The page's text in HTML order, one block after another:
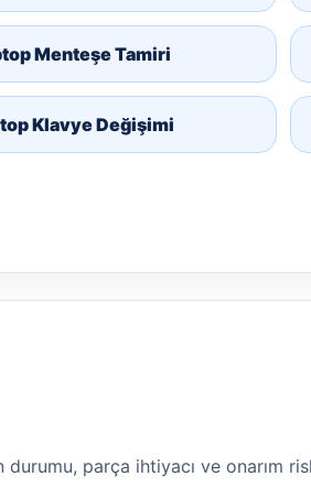
Menteşe Tamiri
Klavye Değişimi
parça ihtiyacı ve onarım